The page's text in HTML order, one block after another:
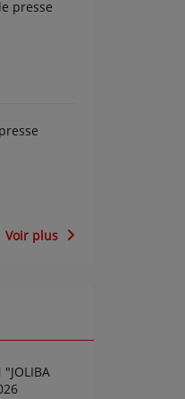
presse
Voir plus
"JOLIBA